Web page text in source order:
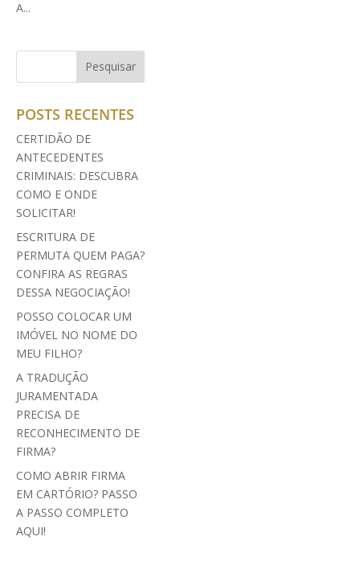
A...
POSTS RECENTES
CERTIDÃO DE
ANTECEDENTES
CRIMINAIS: DESCUBRA
COMO E ONDE
SOLICITAR!
ESCRITURA DE
PERMUTA QUEM PAGA?
CONFIRA AS REGRAS
DESSA NEGOCIAÇÃO!
POSSO COLOCAR UM
IMÓVEL NO NOME DO
MEU FILHO?
A TRADUÇÃO
JURAMENTADA
PRECISA DE
RECONHECIMENTO DE
FIRMA?
COMO ABRIR FIRMA
EM CARTÓRIO? PASSO
A PASSO COMPLETO
AQUI!